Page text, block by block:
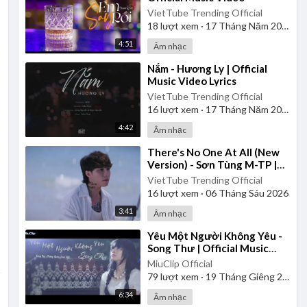
4:51
VietTube Trending Official
18 lượt xem · 17 Tháng Năm 2026
Âm nhạc
4:42
⁣Nắm - Hương Ly | Official
Music Video Lyrics
VietTube Trending Official
16lượt xem · 17 Tháng Năm 2026
Âm nhạc
3:41
⁣There's No One At All (New
Version) - Sơn Tùng M-TP |
Official Music Video
VietTube Trending Official
16lượt xem · 06 Tháng Sáu 2026
Âm nhạc
6:34
⁣Yêu Một Người Không Yêu -
Song Thư | Official Music
Video
MiuClip Official
79 lượt xem · 19 Tháng Giêng 2025
Âm nhạc